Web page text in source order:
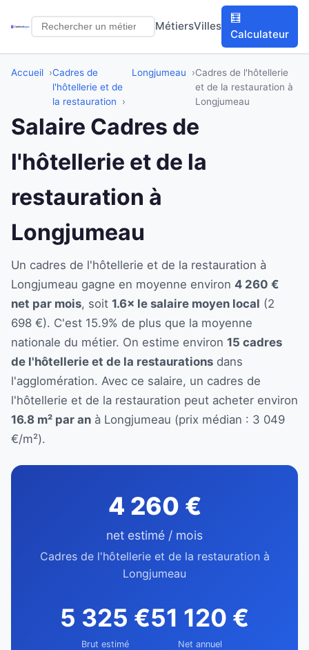
MétiersVilles
🧮
Calculateur
Accueil
Cadres de
l'hôtellerie et de
la restauration
Longjumeau
Cadres de l'hôtellerie
et de la restauration à
Longjumeau
Salaire Cadres de
l'hôtellerie et de la
restauration à
Longjumeau
Un cadres de l'hôtellerie et de la restauration à
Longjumeau gagne en moyenne environ 4 260 €
net par mois, soit 1.6× le salaire moyen local (2
698 €). C'est 15.9% de plus que la moyenne
nationale du métier. On estime environ 15 cadres
de l'hôtellerie et de la restaurations dans
l'agglomération. Avec ce salaire, un cadres de
l'hôtellerie et de la restauration peut acheter environ
16.8 m² par an à Longjumeau (prix médian : 3 049
€/m²).
4 260 €
net estimé / mois
Cadres de l'hôtellerie et de la restauration à
Longjumeau
5 325 €
Brut estimé
51 120 €
Net annuel